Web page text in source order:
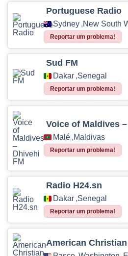
Portuguese Radio
Sydney ,New South
Reportar um problema!
Sud FM
Dakar ,Senegal
Reportar um problema!
Voice of Maldives
Malé ,Maldivas
Reportar um problema!
Radio H24.sn
Dakar ,Senegal
Reportar um problema!
American